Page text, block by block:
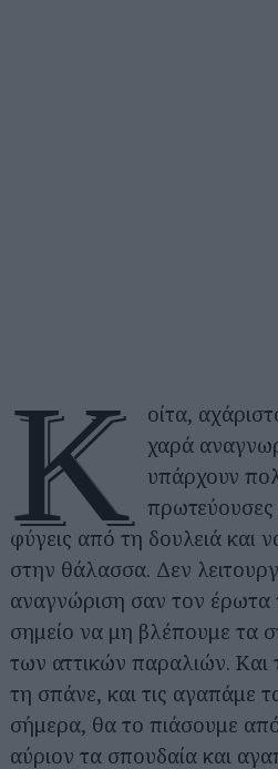
Κ
οίτα,
χαρά
υπάρχουν
φύγεις από τη δουλειά και
στην θάλασσα. Δεν
αναγνώριση σαν τον έρωτα
σημείο να μη βλέπουμε τα
των αττικών παραλιών. Και
τη σπάνε, και τις αγαπάμε
σήμερα, θα το πιάσουμε
αύριον τα σπουδαία και